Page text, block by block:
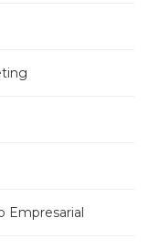
Empresarial